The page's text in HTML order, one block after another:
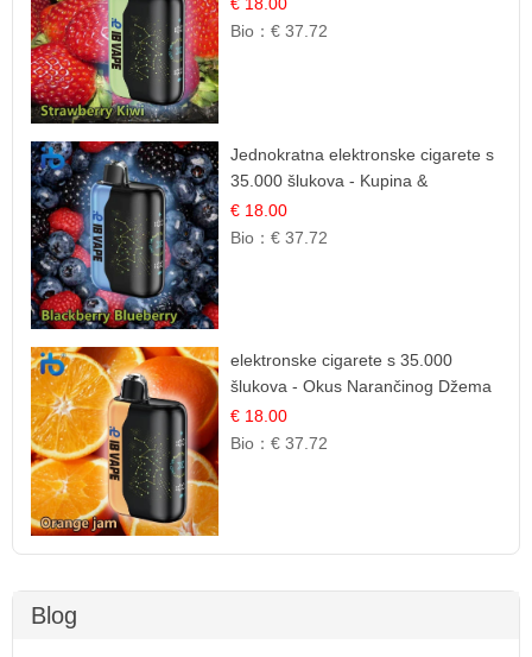
€ 18.00
Bio：€ 37.72
Jednokratna elektronske cigarete s
35.000 šlukova - Kupina &
Borovnica | Intenzivna Mješavina
Šumskog Voća
€ 18.00
Bio：€ 37.72
elektronske cigarete s 35.000
šlukova - Okus Narančinog Džema
| Dugotrajno Iskustvo
€ 18.00
Bio：€ 37.72
Blog